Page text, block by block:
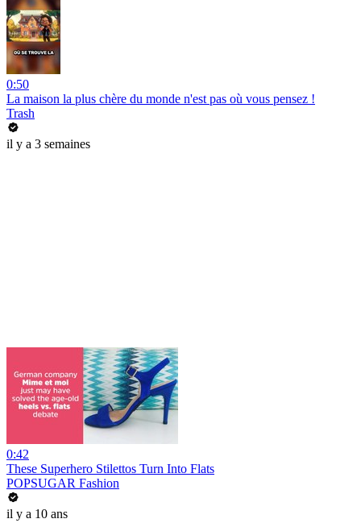
0:50
La maison la plus chère du monde n'est pas où vous pensez !
Trash
il y a 3 semaines
0:42
These Superhero Stilettos Turn Into Flats
POPSUGAR Fashion
il y a 10 ans